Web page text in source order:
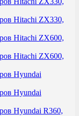
Hitachi ZX330,
Hitachi ZX600,
Hitachi ZX600,
Hyundai
Hyundai
Hyundai R360,